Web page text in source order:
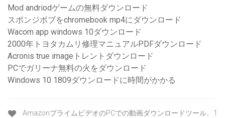
Mod andriodゲームの無料ダウンロード
スポンジボブをchromebook mp4にダウンロード
Wacom app windows 10ダウンロード
2000年トヨタカムリ修理マニュアルPDFダウンロード
Acronis true imageトレントダウンロード
PCでガリーナ無料の火をダウンロード
Windows 10 1809ダウンロードに時間がかかる
AmazonプライムビデオのPCでの動画ダウンロードツール、1